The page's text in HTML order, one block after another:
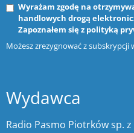
Wyrażam zgodę na
handlowych drogą
Zapoznałem się z polityką
Możesz zrezygnować z subskrypcji
Wydawca
Radio Pasmo Piotrków sp. z